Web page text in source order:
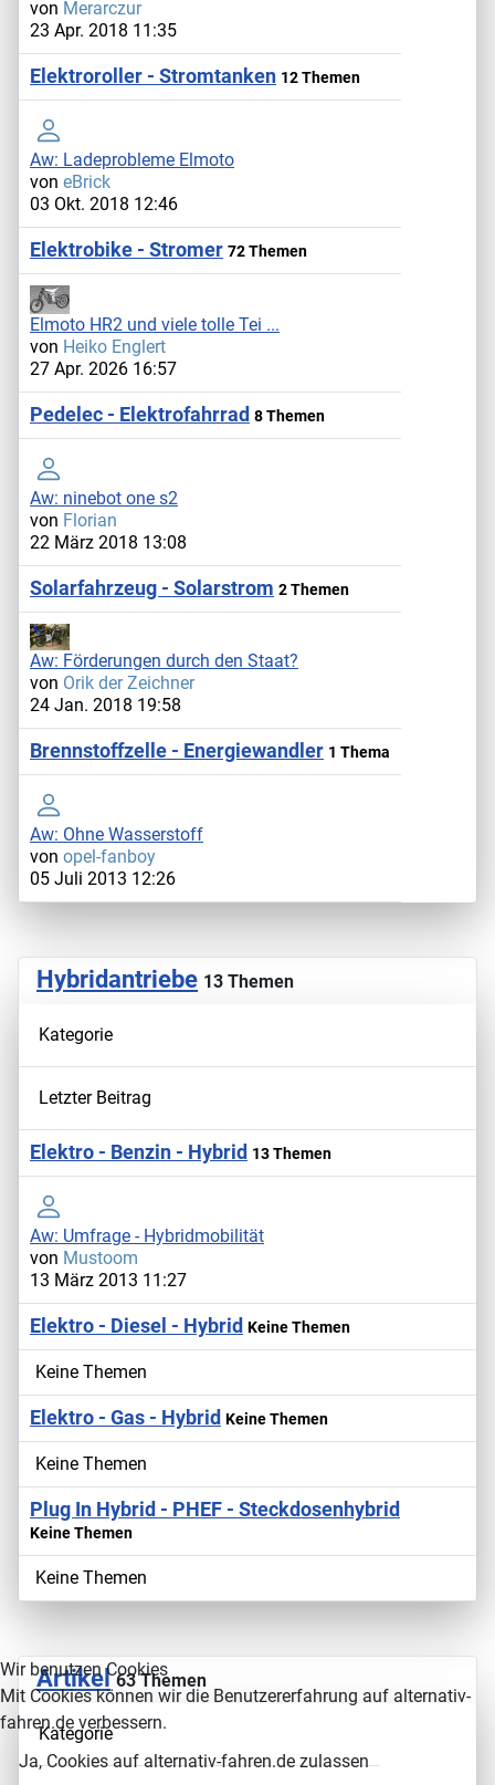
von Merarczur
23 Apr. 2018 11:35
Elektroroller - Stromtanken 12 Themen
Aw: Ladeprobleme Elmoto
von eBrick
03 Okt. 2018 12:46
Elektrobike - Stromer 72 Themen
Elmoto HR2 und viele tolle Tei ...
von Heiko Englert
27 Apr. 2026 16:57
Pedelec - Elektrofahrrad 8 Themen
Aw: ninebot one s2
von Florian
22 März 2018 13:08
Solarfahrzeug - Solarstrom 2 Themen
Aw: Förderungen durch den Staat?
von Orik der Zeichner
24 Jan. 2018 19:58
Brennstoffzelle - Energiewandler 1 Thema
Aw: Ohne Wasserstoff
von opel-fanboy
05 Juli 2013 12:26
Hybridantriebe 13 Themen
Kategorie
Letzter Beitrag
Elektro - Benzin - Hybrid 13 Themen
Aw: Umfrage - Hybridmobilität
von Mustoom
13 März 2013 11:27
Elektro - Diesel - Hybrid Keine Themen
Keine Themen
Elektro - Gas - Hybrid Keine Themen
Keine Themen
Plug In Hybrid - PHEF - Steckdosenhybrid
Keine Themen
Keine Themen
Artikel 63 Themen
Kategorie
Wir benutzen Cookies
Mit Cookies können wir die Benutzererfahrung auf alternativ-
fahren.de verbessern.
Ja, Cookies auf alternativ-fahren.de zulassen